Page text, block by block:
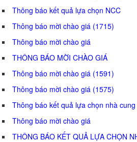
Thông báo kết quả lựa chọn NCC
Thông báo mời chào giá (1715)
Thông báo mời chào giá
THÔNG BÁO MỜI CHÀO GIÁ
Thông báo mời chào giá (1591)
Thông báo mời chào giá (1575)
Thông báo kết quả lựa chọn nhà
Thông báo mời chào giá
THÔNG BÁO KẾT QUẢ LỰA CHỌN